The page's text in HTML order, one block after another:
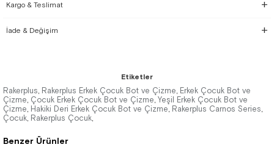
Kargo & Teslimat
İade & Değişim
Benzer Ürünler
Etiketler
Rakerplus, Rakerplus Erkek Çocuk Bot ve Çizme, Erkek Çocuk Bot ve
Çizme, Çocuk Erkek Çocuk Bot ve Çizme, Yeşil Erkek Çocuk Bot ve
Çizme, Hakiki Deri Erkek Çocuk Bot ve Çizme, Rakerplus Carnos Series,
Çocuk, Rakerplus Çocuk,